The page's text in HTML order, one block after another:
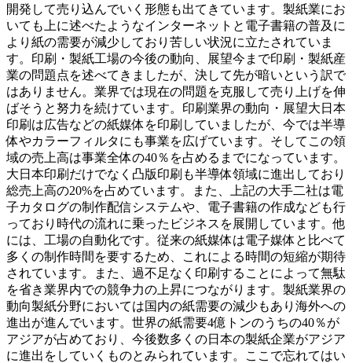
開発して売り込んでいく形態も出てきています。製紙業にお
いても上に述べたようなインターネットと電子書籍の普及に
より紙の需要が減少しており苦しい状況に立たされていま
す。印刷・製紙工場の今後の動向、展望今まで印刷・製紙産
業の問題点を述べてきましたが、決して先が暗いという訳で
はありません。業界では現在の問題を克服して売り上げを伸
ばそうと努力を続けています。印刷業界の動向・展望大日本
印刷は広告などの紙媒体を印刷していましたが、今では半導
体やカラーフィルタにも事業を広げています。そしてこの領
域の売上高は事業全体の40％を占めるまでになっています。
大日本印刷だけでなく凸版印刷も半導体領域に進出しており
総売上高の20%を占めています。また、上記の大手二社は電
子カタログの制作配信システムや、電子書籍の作成なども行
っており時代の流れに乗ったビジネスを展開しています。他
には、工場の自動化です。従来の紙媒体は電子媒体と比べて
多くの制作時間を要するため、これによる時間の短縮が期待
されています。また、過不足なく印刷することによって無駄
を省き業界内での競争力の上昇につながります。製紙業界の
動向製紙分野においては国内の紙需要の減少もあり海外への
進出が進んでいます。世界の紙需要4億トンのうちの40％が
アジアが占めており、今後数多くの日本の製紙企業がアジア
に進出をしていくものとみられています。ここで忘れてはい